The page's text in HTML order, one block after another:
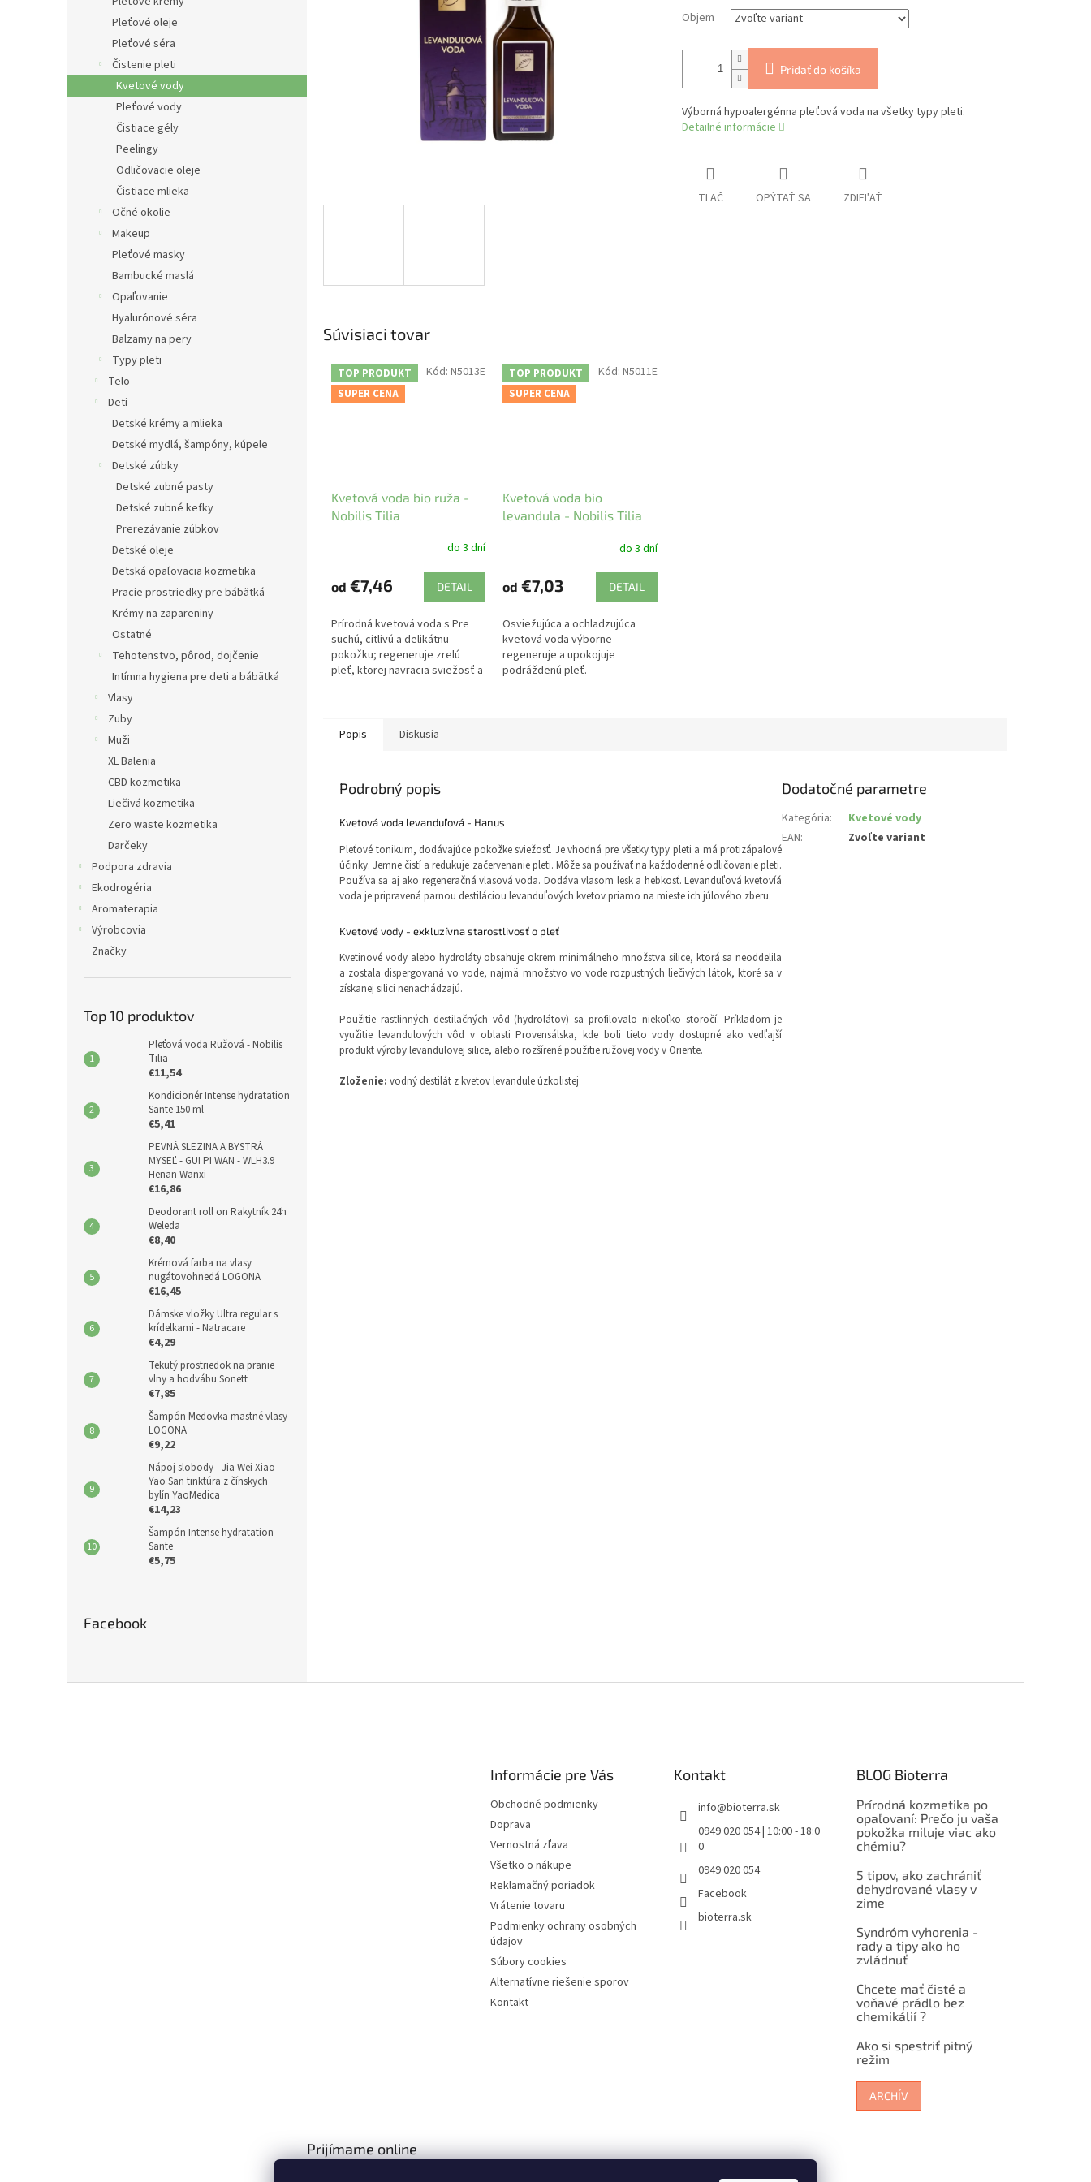
Pleťové oleje
Pleťové séra
Čistenie pleti
Kvetové vody
Pleťové vody
Čistiace gély
Peelingy
Odličovacie oleje
Čistiace mlieka
Očné okolie
Makeup
Pleťové masky
Bambucké maslá
Opaľovanie
Hyalurónové séra
Balzamy na pery
Typy pleti
Telo
Deti
Detské krémy a mlieka
Detské mydlá, šampóny, kúpele
Detské zúbky
Detské zubné pasty
Detské zubné kefky
Prerezávanie zúbkov
Detské oleje
Detská opaľovacia kozmetika
Pracie prostriedky pre bábätká
Krémy na zapareniny
Ostatné
Tehotenstvo, pôrod, dojčenie
Intímna hygiena pre deti a bábätká
Vlasy
Zuby
Muži
XL Balenia
CBD kozmetika
Liečivá kozmetika
Zero waste kozmetika
Darčeky
Podpora zdravia
Ekodrogéria
Aromaterapia
Výrobcovia
Značky
Top 10 produktov
Pleťová voda Ružová - Nobilis
Tilia
€11,54
Kondicionér Intense hydratation
Sante 150 ml
€5,41
PEVNÁ SLEZINA A BYSTRÁ
MYSEĽ - GUI PI WAN - WLH3.9
Henan Wanxi
€16,86
Deodorant roll on Rakytník 24h
Weleda
€8,40
Krémová farba na vlasy
nugátovohnedá LOGONA
€16,45
Dámske vložky Ultra regular s
krídelkami - Natracare
€4,29
Tekutý prostriedok na pranie
vlny a hodvábu Sonett
€7,85
Šampón Medovka mastné vlasy
LOGONA
€9,22
Nápoj slobody - Jia Wei Xiao
Yao San tinktúra z čínskych
bylín YaoMedica
€14,23
Šampón Intense hydratation
Sante
€5,75
Facebook
Objem
Pridať do košíka
Výborná hypoalergénna pleťová voda na všetky typy pleti.
Detailné informácie
TLAČ OPÝTAŤ SA ZDIEĽAŤ
Súvisiaci tovar
TOP PRODUKT
SUPER CENA
Kvetová voda bio ruža -
Nobilis Tilia
do 3 dní
od €7,46 DETAIL
Prírodná kvetová voda s Pre
suchú, citlivú a delikátnu
pokožku; regeneruje zrelú
pleť, ktorej navracia sviežosť a
Kód: N5013E
TOP PRODUKT
SUPER CENA
Kvetová voda bio
levandula - Nobilis Tilia
do 3 dní
od €7,03 DETAIL
Osviežujúca a ochladzujúca
kvetová voda výborne
regeneruje a upokojuje
podráždenú pleť.
Kód: N5011E
Popis Diskusia
Podrobný popis
Kvetová voda levanduľová - Hanus
Pleťové tonikum, dodávajúce pokožke sviežosť. Je vhodná pre všetky typy pleti a má protizápalové
účinky. Jemne čistí a redukuje začervenanie pleti. Môže sa používať na každodenné odličovanie pleti.
Používa sa aj ako regeneračná vlasová voda. Dodáva vlasom lesk a hebkosť. Levanduľová kvetovíá
voda je pripravená parnou destiláciou levanduľových kvetov priamo na mieste ich júlového zberu.
Kvetové vody - exkluzívna starostlivosť o pleť
Kvetinové vody alebo hydroláty obsahuje okrem minimálneho množstva silice, ktorá sa neoddelila
a zostala dispergovaná vo vode, najmä množstvo vo vode rozpustných liečivých látok, ktoré sa v
získanej silici nenachádzajú.
Použitie rastlinných destilačných vôd (hydrolátov) sa profilovalo niekoľko storočí. Príkladom je
využitie levandulových vôd v oblasti Provensálska, kde boli tieto vody dostupné ako vedľajší
produkt výroby levandulovej silice, alebo rozšírené použitie ružovej vody v Oriente.
Zloženie: vodný destilát z kvetov levandule úzkolistej
Dodatočné parametre
Kategória:
Kvetové vody
EAN: Zvoľte variant
Informácie pre Vás
Obchodné podmienky
Doprava
Vernostná zľava
Všetko o nákupe
Reklamačný poriadok
Vrátenie tovaru
Podmienky ochrany osobných
údajov
Súbory cookies
Alternatívne riešenie sporov
Kontakt
Kontakt
info@bioterra.sk
0949 020 054 | 10:00 - 18:0
0
0949 020 054
Facebook
bioterra.sk
BLOG Bioterra
Prírodná kozmetika po
opaľovaní: Prečo ju vaša
pokožka miluje viac ako
chémiu?
5 tipov, ako zachrániť
dehydrované vlasy v
zime
Syndróm vyhorenia -
rady a tipy ako ho
zvládnuť
Chcete mať čisté a
voňavé prádlo bez
chemikálií ?
Ako si spestriť pitný
režim
ARCHÍV
Prijímame online
platby